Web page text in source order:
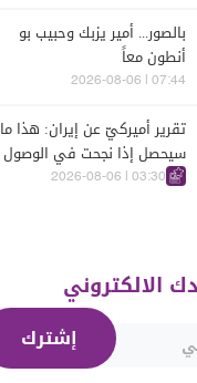
بالصور... أمير يزبك وحبيب بو
أنطون معاً
07:44 | 2026-08-06
تقرير أميركيّ عن إيران: هذا ما
سيحصل إذا نجحت في الوصول
إلى هذه الدولة الآسيويّة
03:30 | 2026-08-06
الالكتروني
إشترك